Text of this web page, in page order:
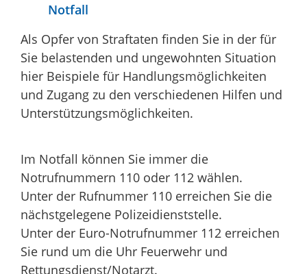
Notfall
Als Opfer von Straftaten finden Sie in der für
Sie belastenden und ungewohnten Situation
hier Beispiele für Handlungsmöglichkeiten
und Zugang zu den verschiedenen Hilfen und
Unterstützungsmöglichkeiten.
Im Notfall können Sie immer die
Notrufnummern 110 oder 112 wählen.
Unter der Rufnummer 110 erreichen Sie die
nächstgelegene Polizeidienststelle.
Unter der Euro-Notrufnummer 112 erreichen
Sie rund um die Uhr Feuerwehr und
Rettungsdienst/Notarzt.